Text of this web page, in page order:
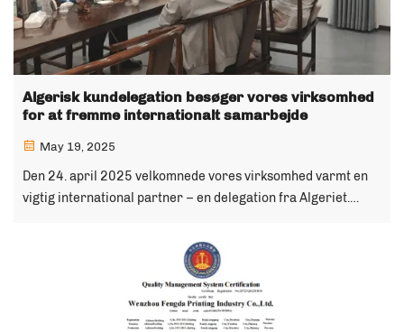
Algerisk kundelegation besøger vores virksomhed
for at fremme internationalt samarbejde​
May 19, 2025
Den 24. april 2025 velkomnede vores virksomhed varmt en
vigtig international partner – en delegation fra Algeriet.
besøgende kunder og førte dybdegående drøftelser om